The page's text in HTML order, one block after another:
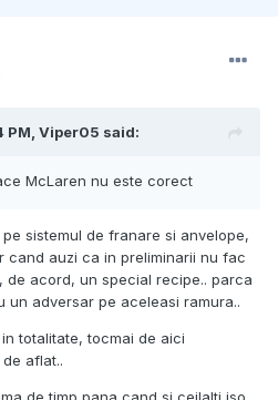
PM, Viper05 said:
McLaren nu este corect
sistemul de franare si anvelope,
cand auzi ca in preliminarii nu fac
de acord, un special recipe.. parca
adversar pe aceleasi ramura..
totalitate, tocmai de aici
aflat..